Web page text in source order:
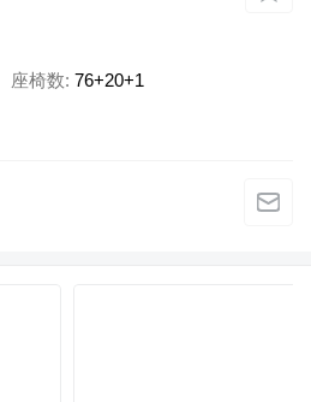
座椅数 76+20+1